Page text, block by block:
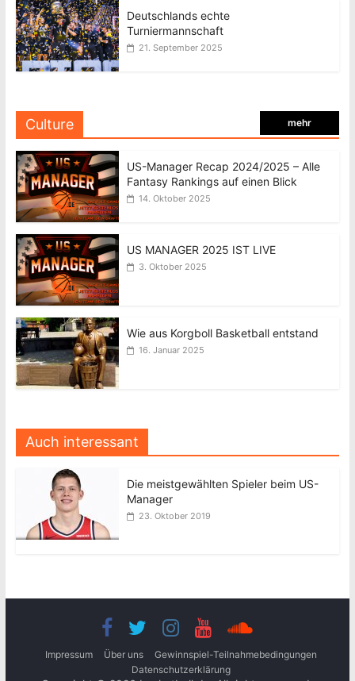
Deutschlands echte
Turniermannschaft
21. September 2025
Culture mehr
US-Manager Recap 2024/2025 – Alle
Fantasy Rankings auf einen Blick
14. Oktober 2025
US MANAGER 2025 IST LIVE
3. Oktober 2025
Wie aus Korgboll Basketball entstand
16. Januar 2025
Auch interessant
Die meistgewählten Spieler beim US-
Manager
23. Oktober 2019
Impressum Über uns
Gewinnspiel-Teilnahmebedingungen
Datenschutzerklärung